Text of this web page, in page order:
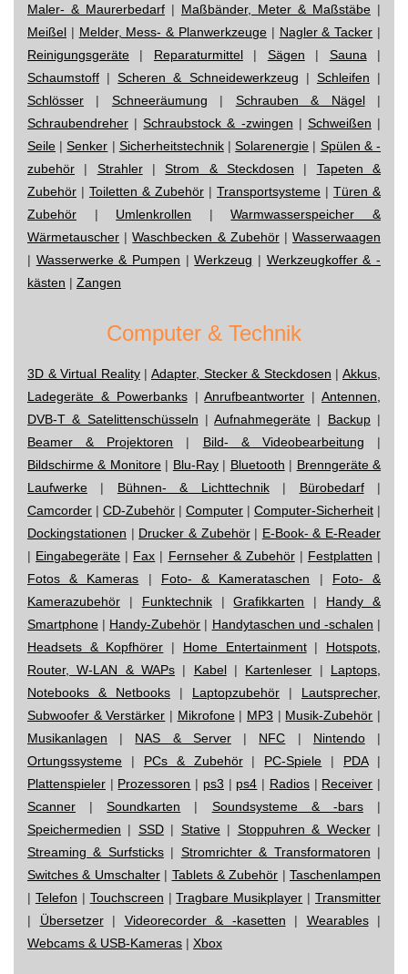
Maler- & Maurerbedarf | Maßbänder, Meter & Maßstäbe |
Meißel | Melder, Mess- & Planwerkzeuge | Nagler & Tacker |
Reinigungsgeräte | Reparaturmittel| Sägen | Sauna |
Schaumstoff |Scheren & Schneidewerkzeug | Schleifen |
Schlösser | Schneeräumung | Schrauben & Nägel|
Schraubendreher |Schraubstock & -zwingen | Schweißen |
Seile |Senker | Sicherheitstechnik|Solarenergie | Spülen & -
zubehör | Strahler|Strom & Steckdosen | Tapeten &
Zubehör | Toiletten & Zubehör | Transportsysteme | Türen &
Zubehör | Umlenkrollen |Warmwasserspeicher &
Wärmetauscher |Waschbecken & Zubehör|Wasserwaagen
| Wasserwerke & Pumpen |Werkzeug | Werkzeugkoffer & -
kästen | Zangen
Computer & Technik
3D & Virtual Reality|Adapter, Stecker & Steckdosen |Akkus,
Ladegeräte & Powerbanks|Anrufbeantworter |Antennen,
DVB-T & Satelittenschüsseln |Aufnahmegeräte | Backup|
Beamer & Projektoren | Bild- & Videobearbeitung |
Bildschirme & Monitore| Blu-Ray| Bluetooth | Brenngeräte &
Laufwerke | Bühnen- & Lichttechnik| Bürobedarf|
Camcorder | CD-Zubehör | Computer | Computer-Sicherheit |
Dockingstationen | Drucker & Zubehör| E-Book- & E-Reader
| Eingabegeräte | Fax | Fernseher & Zubehör| Festplatten |
Fotos & Kameras | Foto- & Kamerataschen | Foto- &
Kamerazubehör | Funktechnik|Grafikkarten | Handy &
Smartphone | Handy-Zubehör | Handytaschen und -schalen |
Headsets & Kopfhörer | Home Entertainment| Hotspots,
Router, W-LAN & WAPs | Kabel| Kartenleser | Laptops,
Notebooks & Netbooks | Laptopzubehör | Lautsprecher,
Subwoofer & Verstärker | Mikrofone| MP3 | Musik-Zubehör |
Musikanlagen | NAS & Server| NFC | Nintendo|
Ortungssysteme | PCs & Zubehör| PC-Spiele | PDA|
Plattenspieler | Prozessoren | ps3 | ps4 | Radios| Receiver |
Scanner |Soundkarten | Soundsysteme & -bars|
Speichermedien | SSD| Stative| Stoppuhren & Wecker|
Streaming & Surfsticks| Stromrichter & Transformatoren |
Switches & Umschalter| Tablets & Zubehör | Taschenlampen
| Telefon | Touchscreen |Tragbare Musikplayer | Transmitter
| Übersetzer| Videorecorder & -kasetten | Wearables|
Webcams & USB-Kameras | Xbox